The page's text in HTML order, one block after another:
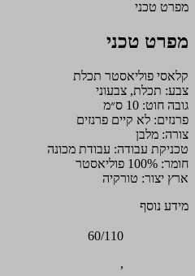
מפרט טכני
מפרט טכני
קלאסי פוליאסטר תכלת
צבע: תכלת, צבעוני
גובה חוט: 10 ס״מ
פרנזים: לא קיים פרנזים
צורה: מלבן
טכניקת עבודה: עבודת מכונה
חומר: 100% פוליאסטר
ארץ יצור: טורקיה
מידע נוסף
60/110
,